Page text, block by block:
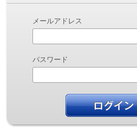
メールアドレス
パスワード